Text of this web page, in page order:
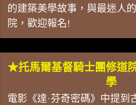
的建築美學故事，與最迷人
院，歡迎報名!
★托馬爾基督騎士團修道
學
電影《達·芬奇密碼》中提到